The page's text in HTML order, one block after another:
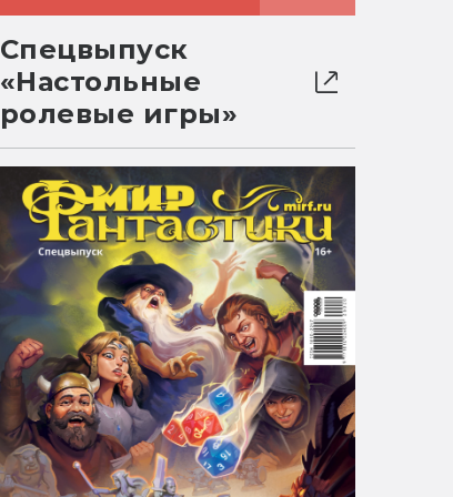
Спецвыпуск
«Настольные
ролевые игры»